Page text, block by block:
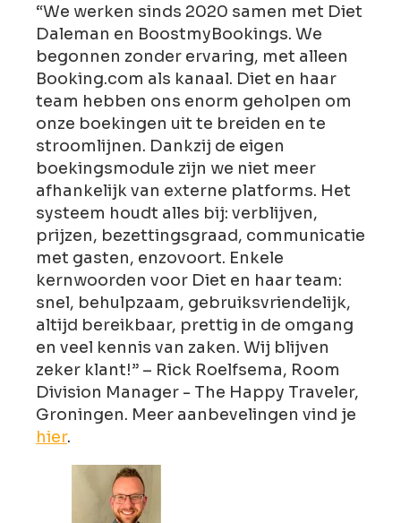
“We werken sinds 2020 samen met Diet
Daleman en BoostmyBookings. We
begonnen zonder ervaring, met alleen
Booking.com als kanaal. Diet en haar
team hebben ons enorm geholpen om
onze boekingen uit te breiden en te
stroomlijnen. Dankzij de eigen
boekingsmodule zijn we niet meer
afhankelijk van externe platforms. Het
systeem houdt alles bij: verblijven,
prijzen, bezettingsgraad, communicatie
met gasten, enzovoort. Enkele
kernwoorden voor Diet en haar team:
snel, behulpzaam, gebruiksvriendelijk,
altijd bereikbaar, prettig in de omgang
en veel kennis van zaken. Wij blijven
zeker klant!” – Rick Roelfsema, Room
Division Manager - The Happy Traveler,
Groningen. Meer aanbevelingen vind je
hier.